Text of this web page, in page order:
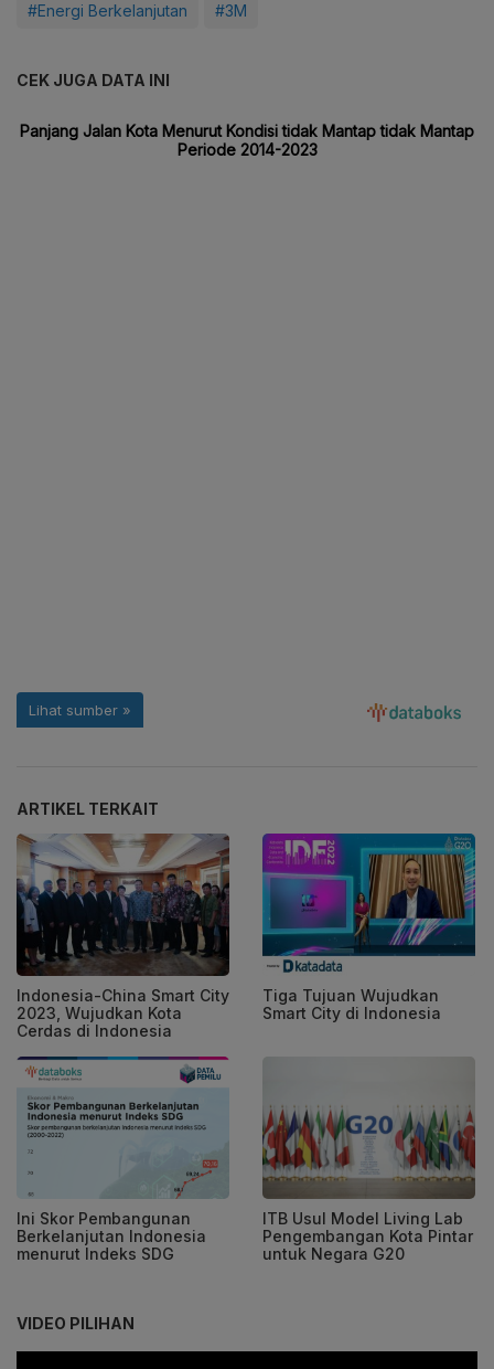
#Energi Berkelanjutan #3M
CEK JUGA DATA INI
ARTIKEL TERKAIT
Indonesia-China Smart City
2023, Wujudkan Kota
Cerdas di Indonesia
Tiga Tujuan Wujudkan
Smart City di Indonesia
Ini Skor Pembangunan
Berkelanjutan Indonesia
menurut Indeks SDG
ITB Usul Model Living Lab
Pengembangan Kota Pintar
untuk Negara G20
VIDEO PILIHAN